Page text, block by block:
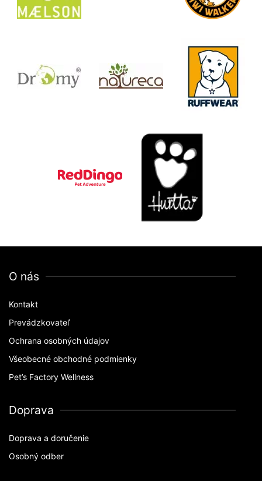
O nás
Kontakt
Prevádzkovateľ
Ochrana osobných údajov
Všeobecné obchodné podmienky
Pet’s Factory Wellness
Doprava
Doprava a doručenie
Osobný odber